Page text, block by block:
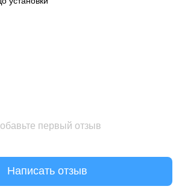
первый отзыв
Написать отзыв